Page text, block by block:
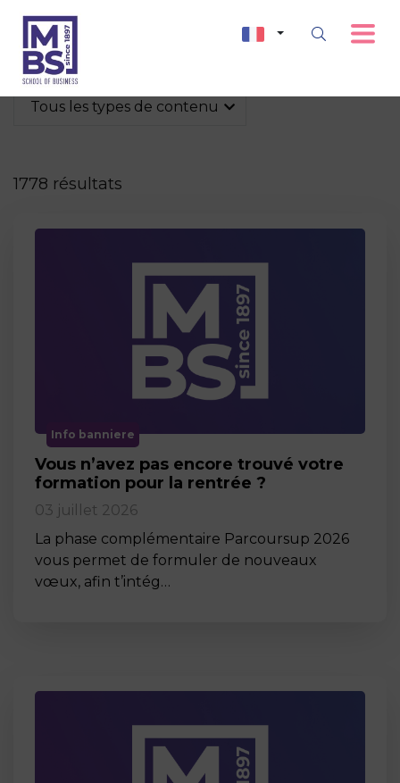
Tous les types de contenu
1778 résultats
Info banniere
Vous n’avez pas encore trouvé votre
formation pour la rentrée ?
03 juillet 2026
La phase complémentaire Parcoursup 2026
vous permet de formuler de nouveaux
vœux, afin t’intég…